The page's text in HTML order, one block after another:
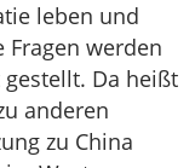
leben und
Fragen werden
Da heißt
anderen
zu China